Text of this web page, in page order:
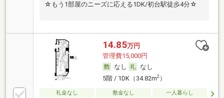
☆もう1部屋のニーズに応える1DK/初台駅徒歩4分☆
14.85万円
管理費15,000円
なし
なし
5階 / 1DK（34.82m2）
礼金なし 敷金なし 一人暮らし